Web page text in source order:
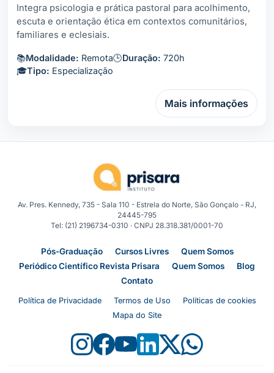
Integra psicologia e prática pastoral para acolhimento,
escuta e orientação ética em contextos comunitários,
familiares e eclesiais.
📚Modalidade: Remota🕒Duração: 720h
🎓Tipo: Especialização
Mais informações
Av. Pres. Kennedy, 735 - Sala 110 - Estrela do Norte, São Gonçalo - RJ,
24445-795
Tel: (21) 2196734-0310 · CNPJ 28.318.381/0001-70
Pós-Graduação Cursos Livres
Quem Somos
Periódico Científico Revista Prisara
Quem Somos
Blog
Contato
Política de Privacidade Termos de Uso
Políticas de cookies
Mapa do Site